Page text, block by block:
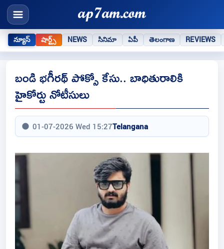
న్యూస్ షార్ట్స్ NEWS సినిమా ఏపీ తెలంగాణ REVIEWS
బండి భగీరథ్‌ పోక్సో కేసు.. బాధితురాలికి
హైకోర్టు నోటీసులు
01-07-2026 Wed 15:27Telangana